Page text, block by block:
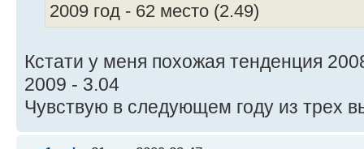
2009 год - 62 место (2.49)
Кстати у меня похожая тенденция
2009 - 3.04
Чувствую в следующем году из трех